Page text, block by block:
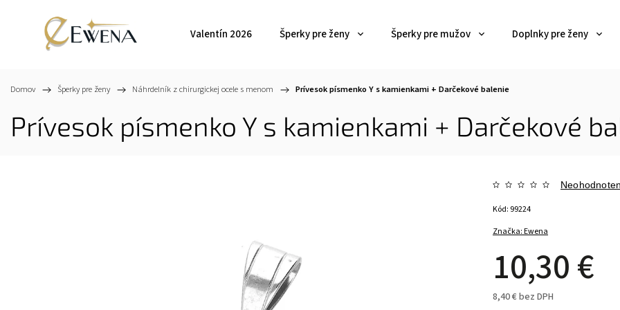
Valentín 2026 Šperky pre ženy Šperky pre mužov Doplnky pre ženy
Domov / Šperky pre ženy / Náhrdelník z chirurgickej ocele s menom / Prívesok písmenko Y s kamienkami + Darčekové balenie
Prívesok písmenko Y s kamienkami + Darčekové
Značka:Ewena
10,30 €
8,40 €bez DPH
Kód: 99224